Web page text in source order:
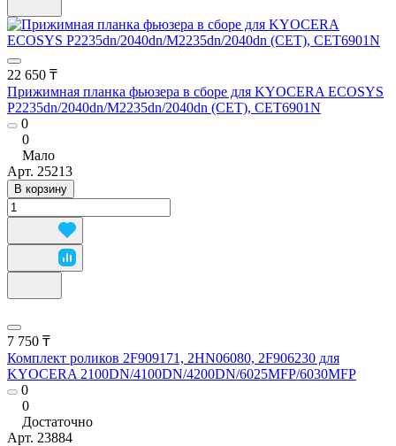
22 650 ₸
Прижимная планка фьюзера в сборе для KYOCERA ECOSYS
P2235dn/2040dn/M2235dn/2040dn (CET), CET6901N
0
0
Мало
Арт. 25213
В корзину
7 750 ₸
Комплект роликов 2F909171, 2HN06080, 2F906230 для
KYOCERA 2100DN/4100DN/4200DN/6025MFP/6030MFP
0
0
Достаточно
Арт. 23884